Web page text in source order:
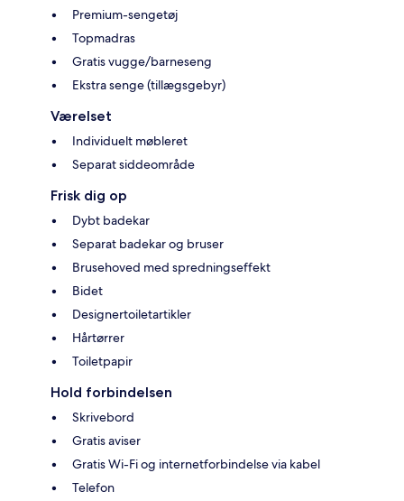
Premium-sengetøj
Topmadras
Gratis vugge/barneseng
Ekstra senge (tillægsgebyr)
Værelset
Individuelt møbleret
Separat siddeområde
Frisk dig op
Dybt badekar
Separat badekar og bruser
Brusehoved med spredningseffekt
Bidet
Designertoiletartikler
Hårtørrer
Toiletpapir
Hold forbindelsen
Skrivebord
Gratis aviser
Gratis Wi-Fi og internetforbindelse via kabel
Telefon